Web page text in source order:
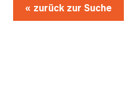
« zurück zur Suche